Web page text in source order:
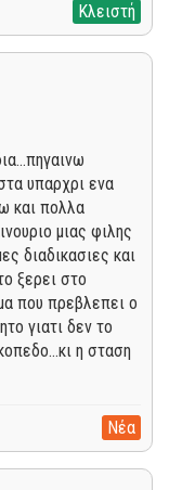
Κλειστή
υπαρχρι ενα
και πολλα
μιας φιλης
διαδικασιες και
ξερει στο
που πρεβλεπει ο
γιατι δεν το
η σταση
Νέα